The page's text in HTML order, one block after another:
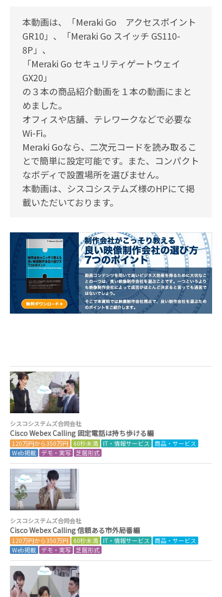
本動画は、「Meraki Go アクセスポイント
GR10」、「Meraki Go スイッチ GS110-
8P」、
「Meraki Go セキュリティゲートウェイ
GX20」
の３本の商品紹介動画を１本の動画にまと
めました。
オフィスや店舗、テレワークなどで必要な
Wi-Fi。
Meraki Goなら、二次元コードを読み取るこ
とで簡単に設定可能です。また、コンパクト
なボディで設置場所を選びません。
本動画は、シスコシステムズ様のHPにて掲
載いただいております。
シスコシステムズ合同会社
Cisco Webex Calling 固定電話は持ち歩ける編
120万円から350万円 60秒未満 IT・情報サービス
商品・サービス
Web掲載
デモ・実写 芝居形式
シスコシステムズ合同会社
Cisco Webex Calling 信頼ある市外局番編
120万円から350万円 60秒未満 IT・情報サービス
商品・サービス
Web掲載
デモ・実写 芝居形式